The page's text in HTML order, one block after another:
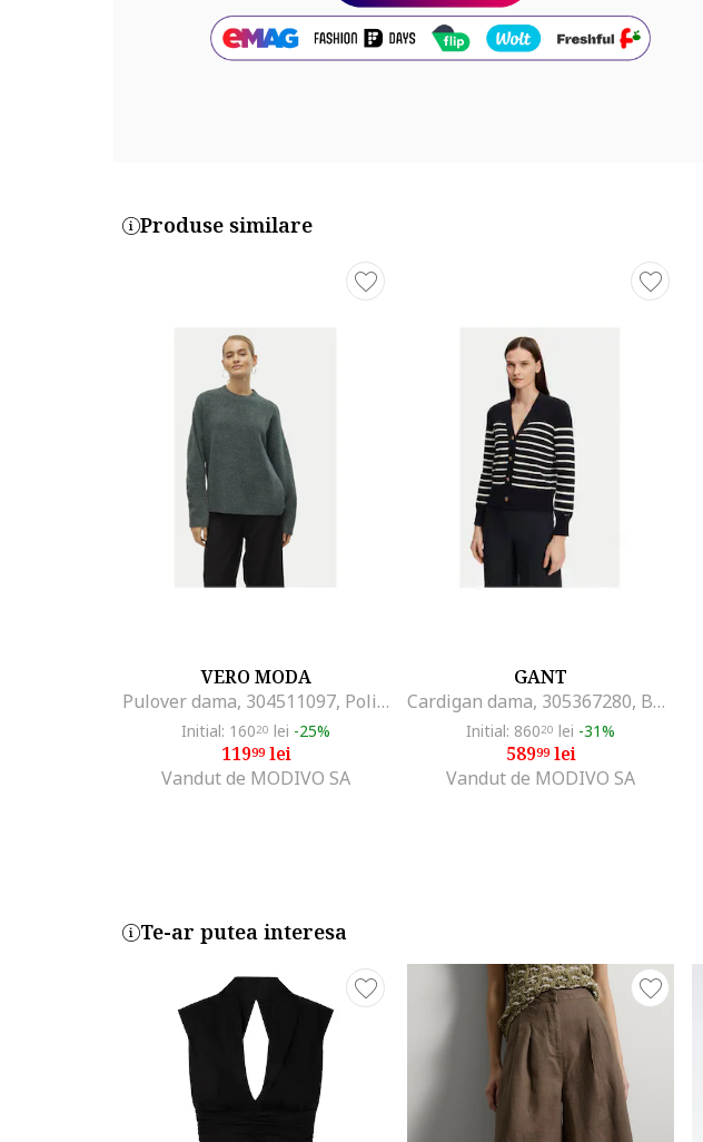
Produse similare
VERO MODA
Pulover dama, 304511097, Poliester reciclat/Poliester, Verde, Verde
Initial: 16020 lei -25%
11999lei
Vandut de MODIVO SA
GANT
Cardigan dama, 305367280, Bumbac organic, Albastru, Albastru
Initial: 86020 lei -31%
58999lei
Vandut de MODIVO SA
Te-ar putea interesa